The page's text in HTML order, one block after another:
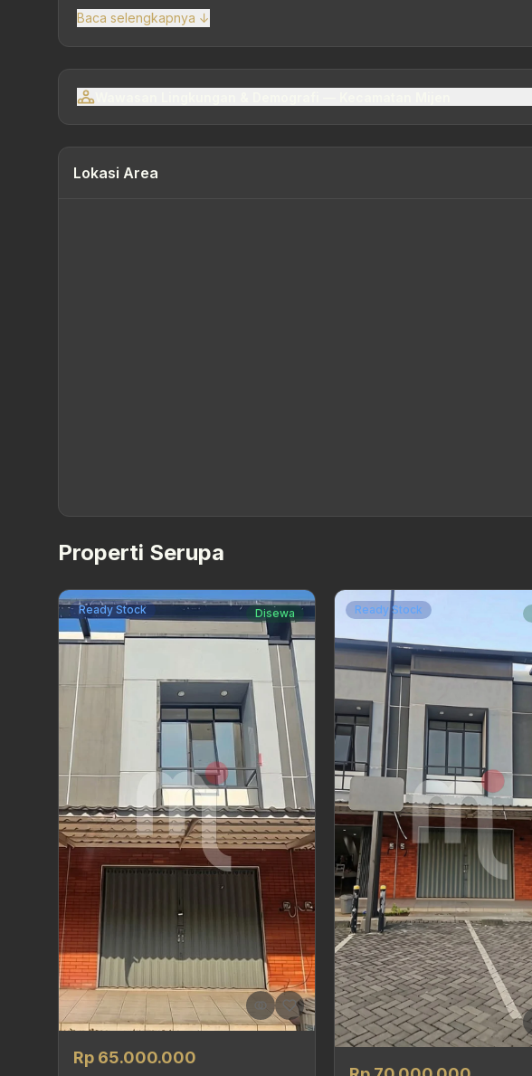
Baca selengkapnya ↓
Lokasi Area
Properti Serupa
Ready Stock Disewa
Rp 65.000.000
Ready Stock